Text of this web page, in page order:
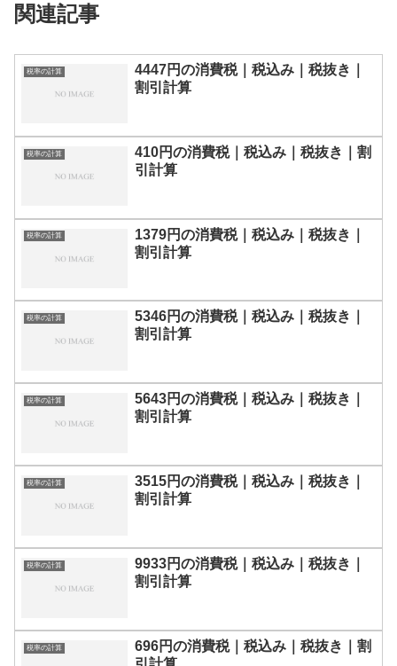
関連記事
税率の計算
4447円の消費税｜税込み｜税抜き｜
割引計算
税率の計算
410円の消費税｜税込み｜税抜き｜割
引計算
税率の計算
1379円の消費税｜税込み｜税抜き｜
割引計算
税率の計算
5346円の消費税｜税込み｜税抜き｜
割引計算
税率の計算
5643円の消費税｜税込み｜税抜き｜
割引計算
税率の計算
3515円の消費税｜税込み｜税抜き｜
割引計算
税率の計算
9933円の消費税｜税込み｜税抜き｜
割引計算
税率の計算
696円の消費税｜税込み｜税抜き｜割